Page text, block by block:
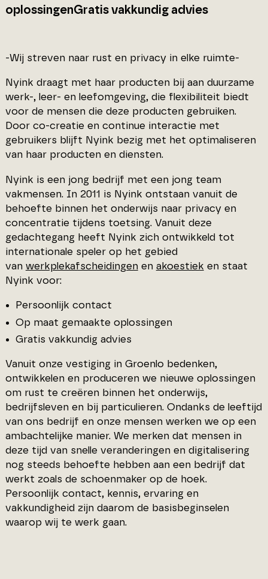
oplossingenGratis vakkundig advies
-Wij streven naar rust en privacy in elke ruimte-
Nyink draagt met haar producten bij aan duurzame
werk-, leer- en leefomgeving, die flexibiliteit biedt
voor de mensen die deze producten gebruiken.
Door co-creatie en continue interactie met
gebruikers blijft Nyink bezig met het optimaliseren
van haar producten en diensten.
Nyink is een jong bedrijf met een jong team
vakmensen. In 2011 is Nyink ontstaan vanuit de
behoefte binnen het onderwijs naar privacy en
concentratie tijdens toetsing. Vanuit deze
gedachtegang heeft Nyink zich ontwikkeld tot
internationale speler op het gebied
van werkplekafscheidingen en akoestiek en staat
Nyink voor:
Persoonlijk contact
Op maat gemaakte oplossingen
Gratis vakkundig advies
Vanuit onze vestiging in Groenlo bedenken,
ontwikkelen en produceren we nieuwe oplossingen
om rust te creëren binnen het onderwijs,
bedrijfsleven en bij particulieren. Ondanks de leeftijd
van ons bedrijf en onze mensen werken we op een
ambachtelijke manier. We merken dat mensen in
deze tijd van snelle veranderingen en digitalisering
nog steeds behoefte hebben aan een bedrijf dat
werkt zoals de schoenmaker op de hoek.
Persoonlijk contact, kennis, ervaring en
vakkundigheid zijn daarom de basisbeginselen
waarop wij te werk gaan.